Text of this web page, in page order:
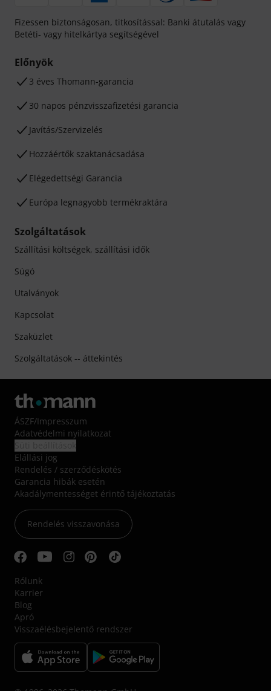
Fizessen biztonságosan, titkosítással: Banki átutalás vagy
Betéti- vagy hitelkártya segítségével
Előnyök
3 éves Thomann-garancia
30 napos pénzvisszafizetési garancia
Javítás/Szervizelés
Hozzáértők szaktanácsadása
Elégedettségi Garancia
Európa legnagyobb termékraktára
Szolgáltatások
Szállítási költségek, szállítási idők
Súgó
Utalványok
Kapcsolat
Szaküzlet
Szolgáltatások -- áttekintés
ÁSZF/Impresszum
Adatvédelmi nyilatkozat
Elállási jog
Rendelés / szerződéskötés
Garancia hibák esetén
Akadálymentességet érintő tájékoztatás
Rendelés visszavonása
Rólunk
Karrier
Blog
Apró
Visszaélésbejelentő rendszer